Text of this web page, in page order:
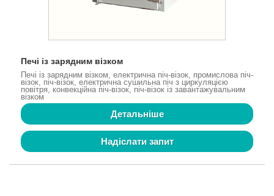
Печі із зарядним візком
Печі із зарядним візком, електрична піч-візок, промислова піч-
візок, піч-візок, електрична сушильна піч з циркуляцією
повітря, конвекційна піч-візок, піч-візок із завантажувальним
візком
Детальніше
Надіслати запит